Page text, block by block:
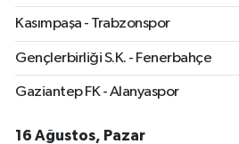
Kasımpaşa - Trabzonspor
Gençlerbirliği S.K. - Fenerbahçe
Gaziantep FK - Alanyaspor
16 Ağustos, Pazar